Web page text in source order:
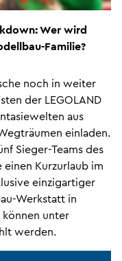
Wer wird
Familie?
noch in weiter
der LEGOLAND
aus
einladen.
Sieger-Teams des
Kurzurlaub im
einzigartiger
Werkstatt in
unter
werden.